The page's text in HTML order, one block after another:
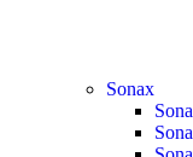
Sonax